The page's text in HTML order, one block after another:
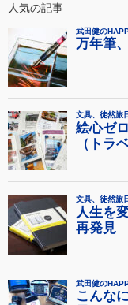
人気の記事